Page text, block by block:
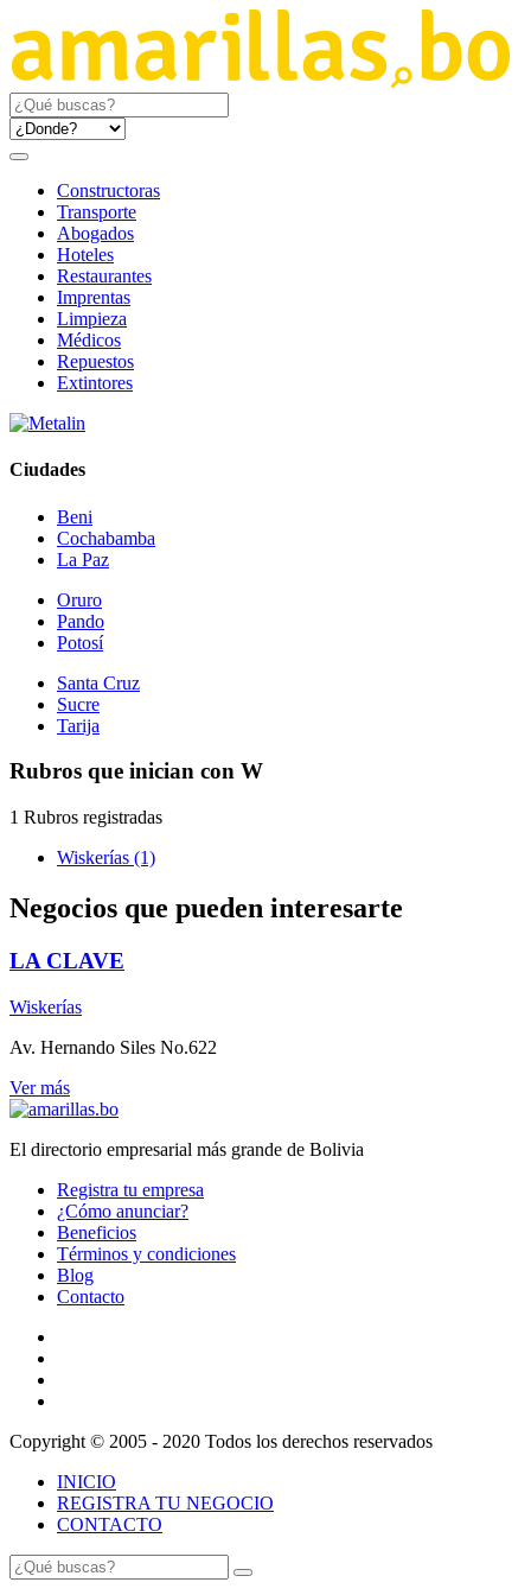
Constructoras
Transporte
Abogados
Hoteles
Restaurantes
Imprentas
Limpieza
Médicos
Repuestos
Extintores
Ciudades
Beni
Cochabamba
La Paz
Oruro
Pando
Potosí
Santa Cruz
Sucre
Tarija
Rubros que inician con W
1 Rubros registradas
Wiskerías (1)
Negocios que pueden interesarte
LA CLAVE
Wiskerías
Av. Hernando Siles No.622
Ver más
El directorio empresarial más grande de Bolivia
Registra tu empresa
¿Cómo anunciar?
Beneficios
Términos y condiciones
Blog
Contacto
Copyright © 2005 - 2020 Todos los derechos reservados
INICIO
REGISTRA TU NEGOCIO
CONTACTO